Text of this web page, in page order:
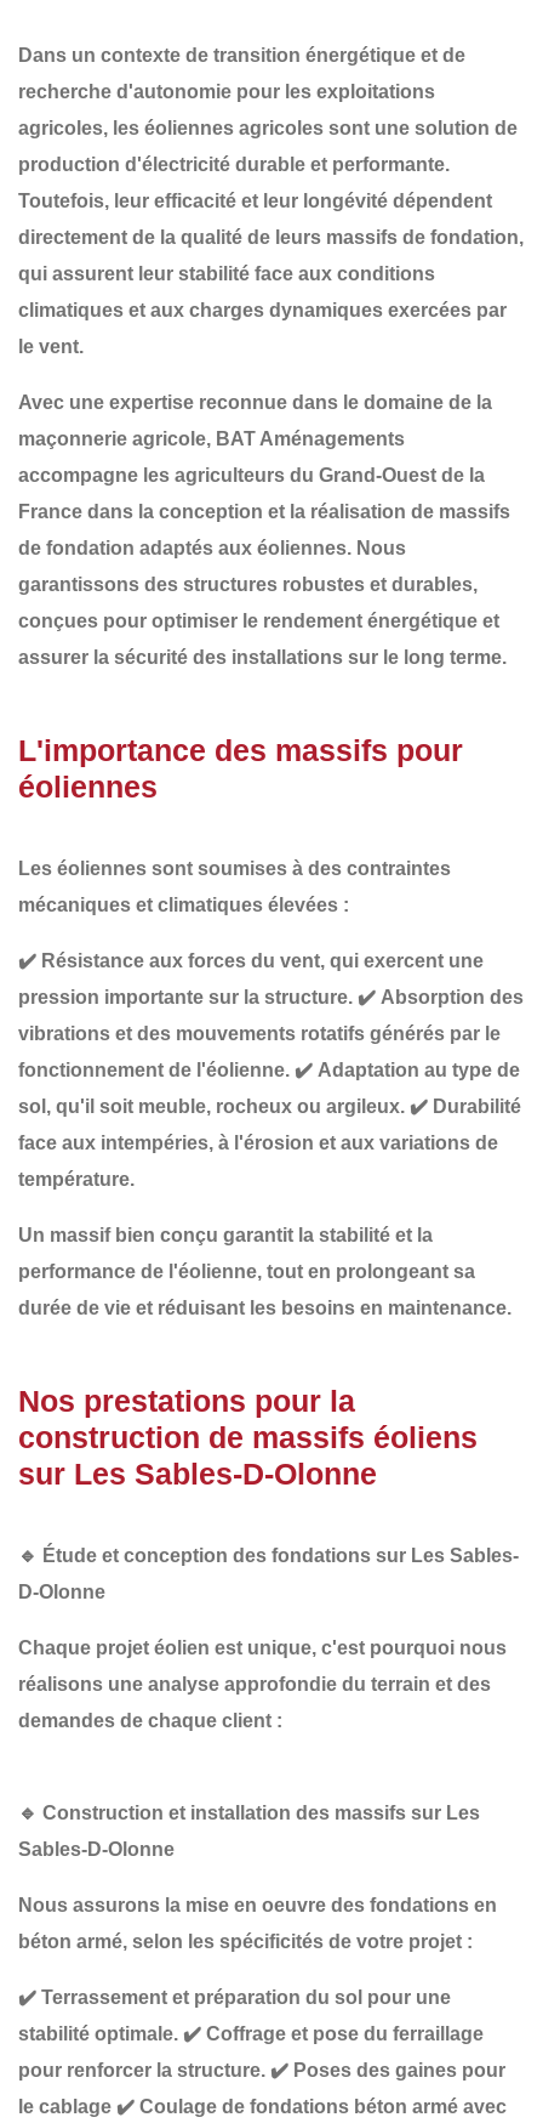
Dans un contexte de transition énergétique et de
recherche d'autonomie pour les exploitations
agricoles, les éoliennes agricoles sont une solution de
production d'électricité durable et performante.
Toutefois, leur efficacité et leur longévité dépendent
directement de la qualité de leurs massifs de fondation,
qui assurent leur stabilité face aux conditions
climatiques et aux charges dynamiques exercées par
le vent.
Avec une expertise reconnue dans le domaine de la
maçonnerie agricole, BAT Aménagements
accompagne les agriculteurs du Grand-Ouest de la
France dans la conception et la réalisation de massifs
de fondation adaptés aux éoliennes. Nous
garantissons des structures robustes et durables,
conçues pour optimiser le rendement énergétique et
assurer la sécurité des installations sur le long terme.
L'importance des massifs pour
éoliennes
Les éoliennes sont soumises à des contraintes
mécaniques et climatiques élevées :
✔️ Résistance aux forces du vent, qui exercent une
pression importante sur la structure. ✔️ Absorption des
vibrations et des mouvements rotatifs générés par le
fonctionnement de l'éolienne. ✔️ Adaptation au type de
sol , qu'il soit meuble, rocheux ou argileux. ✔️ Durabilité
face aux intempéries, à l'érosion et aux variations de
température.
Un massif bien conçu garantit la stabilité et la
performance de l'éolienne, tout en prolongeant sa
durée de vie et réduisant les besoins en maintenance.
Nos prestations pour la
construction de massifs éoliens
sur Les Sables-D-Olonne
🔹 Étude et conception des fondations sur Les Sables-
D-Olonne
Chaque projet éolien est unique, c'est pourquoi nous
réalisons une analyse approfondie du terrain et des
demandes de chaque client :
🔹 Construction et installation des massifs sur Les
Sables-D-Olonne
Nous assurons la mise en oeuvre des fondations en
béton armé, selon les spécificités de votre projet :
✔️ Terrassement et préparation du sol pour une
stabilité optimale. ✔️ Coffrage et pose du ferraillage
pour renforcer la structure. ✔️ Poses des gaines pour
le cablage ✔️ Coulage de fondations béton armé avec